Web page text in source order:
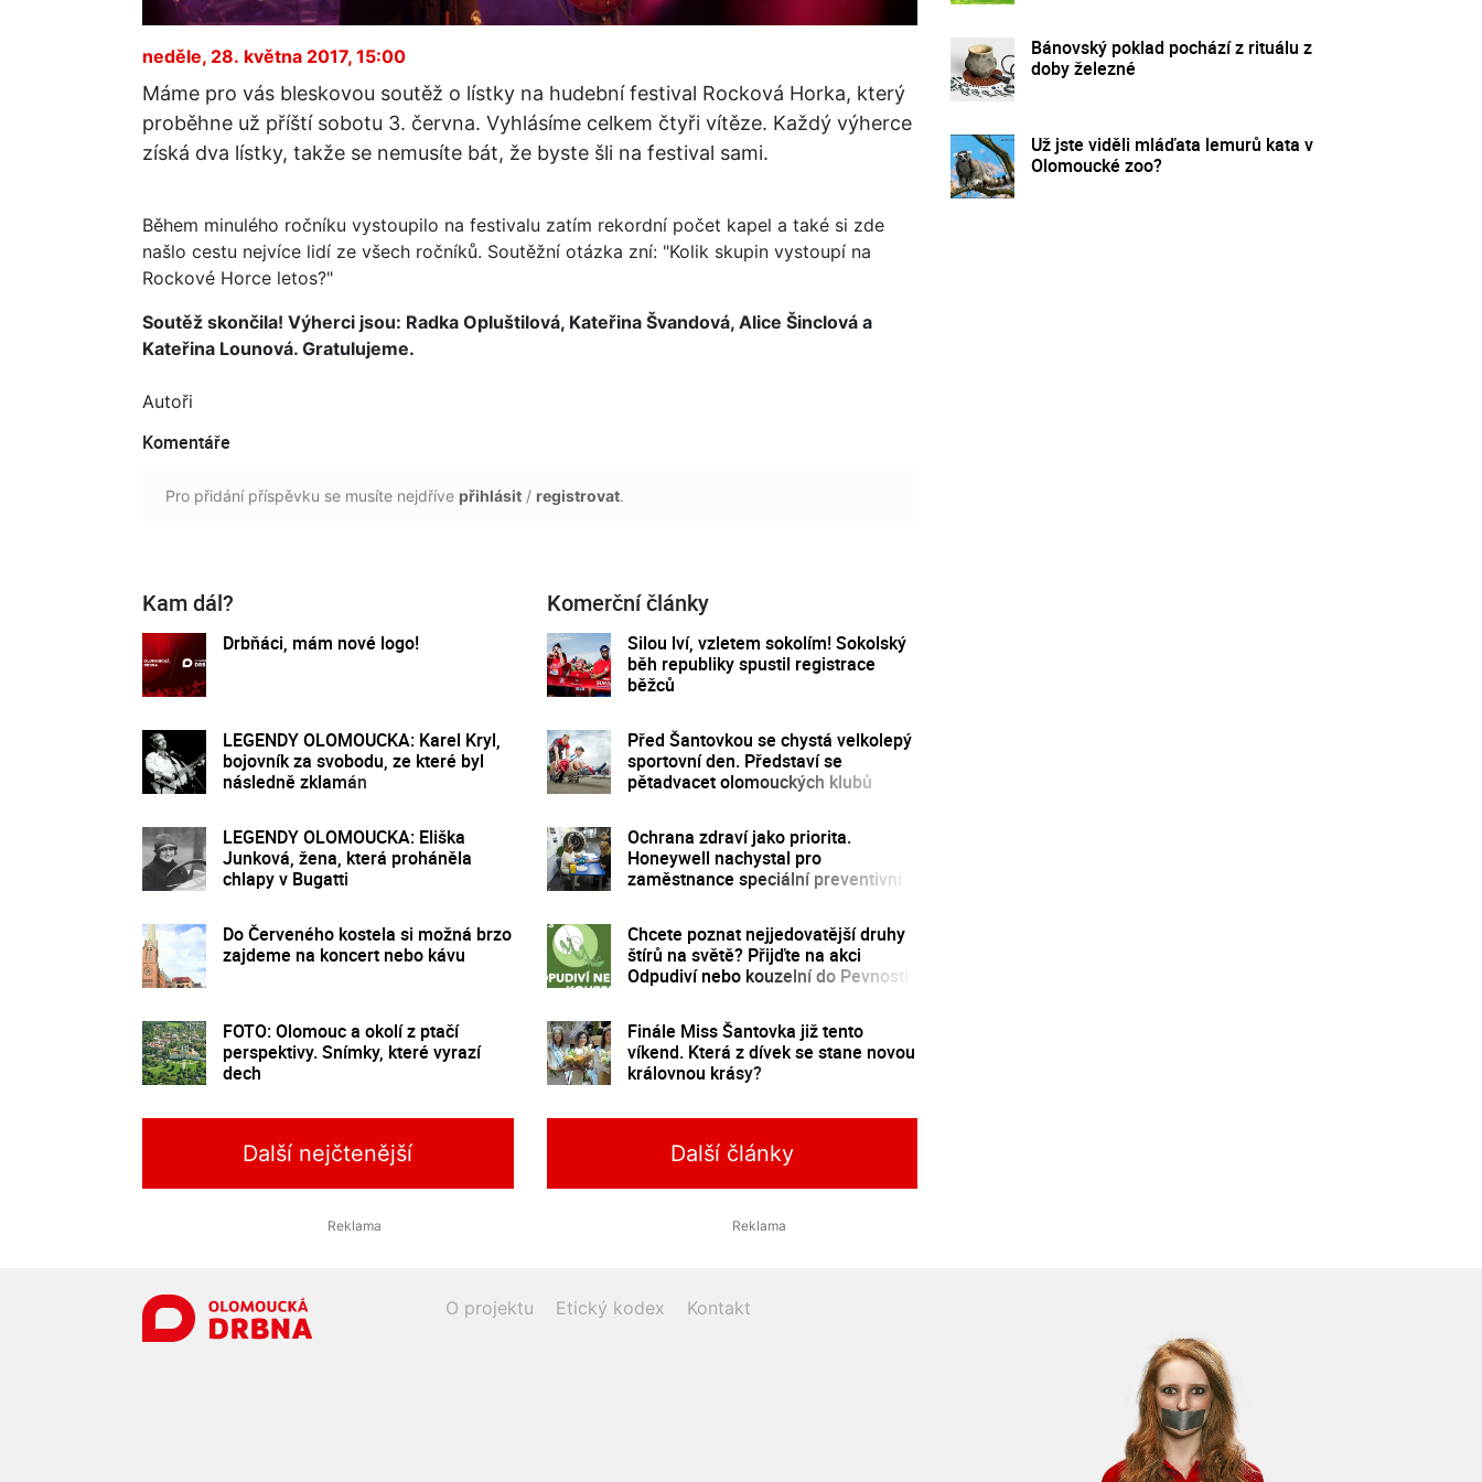
neděle, 28. května 2017, 15:00
Máme pro vás bleskovou soutěž o lístky na hudební festival Rocková Horka, který
proběhne už příští sobotu 3. června. Vyhlásíme celkem čtyři vítěze. Každý výherce
získá dva lístky, takže se nemusíte bát, že byste šli na festival sami.
Během minulého ročníku vystoupilo na festivalu zatím rekordní počet kapel a také si zde
našlo cestu nejvíce lidí ze všech ročníků. Soutěžní otázka zní: "Kolik skupin vystoupí na
Rockové Horce letos?"
Soutěž skončila! Výherci jsou: Radka Opluštilová, Kateřina Švandová, Alice Šinclová a
Kateřina Lounová. Gratulujeme.
Autoři
Komentáře
Pro přidání příspěvku se musíte nejdříve přihlásit / registrovat.
Kam dál?
Drbňáci, mám nové logo!
LEGENDY OLOMOUCKA: Karel Kryl,
bojovník za svobodu, ze které byl
následně zklamán
LEGENDY OLOMOUCKA: Eliška
Junková, žena, která proháněla
chlapy v Bugatti
Do Červeného kostela si možná brzo
zajdeme na koncert nebo kávu
FOTO: Olomouc a okolí z ptačí
perspektivy. Snímky, které vyrazí
dech
Komerční články
Silou lví, vzletem sokolím! Sokolský
běh republiky spustil registrace
běžců
Před Šantovkou se chystá velkolepý
sportovní den. Představí se
pětadvacet olomouckých klubů
Ochrana zdraví jako priorita.
Honeywell nachystal pro
zaměstnance speciální preventivní
Chcete poznat nejjedovatější druhy
štírů na světě? Přijďte na akci
Odpudiví nebo kouzelní do Pevnosti
Finále Miss Šantovka již tento
víkend. Která z dívek se stane novou
královnou krásy?
Další nejčtenější Další články
Bánovský poklad pochází z rituálu z
doby železné
Už jste viděli mláďata lemurů kata v
Olomoucké zoo?
O projektu Etický kodex Kontakt